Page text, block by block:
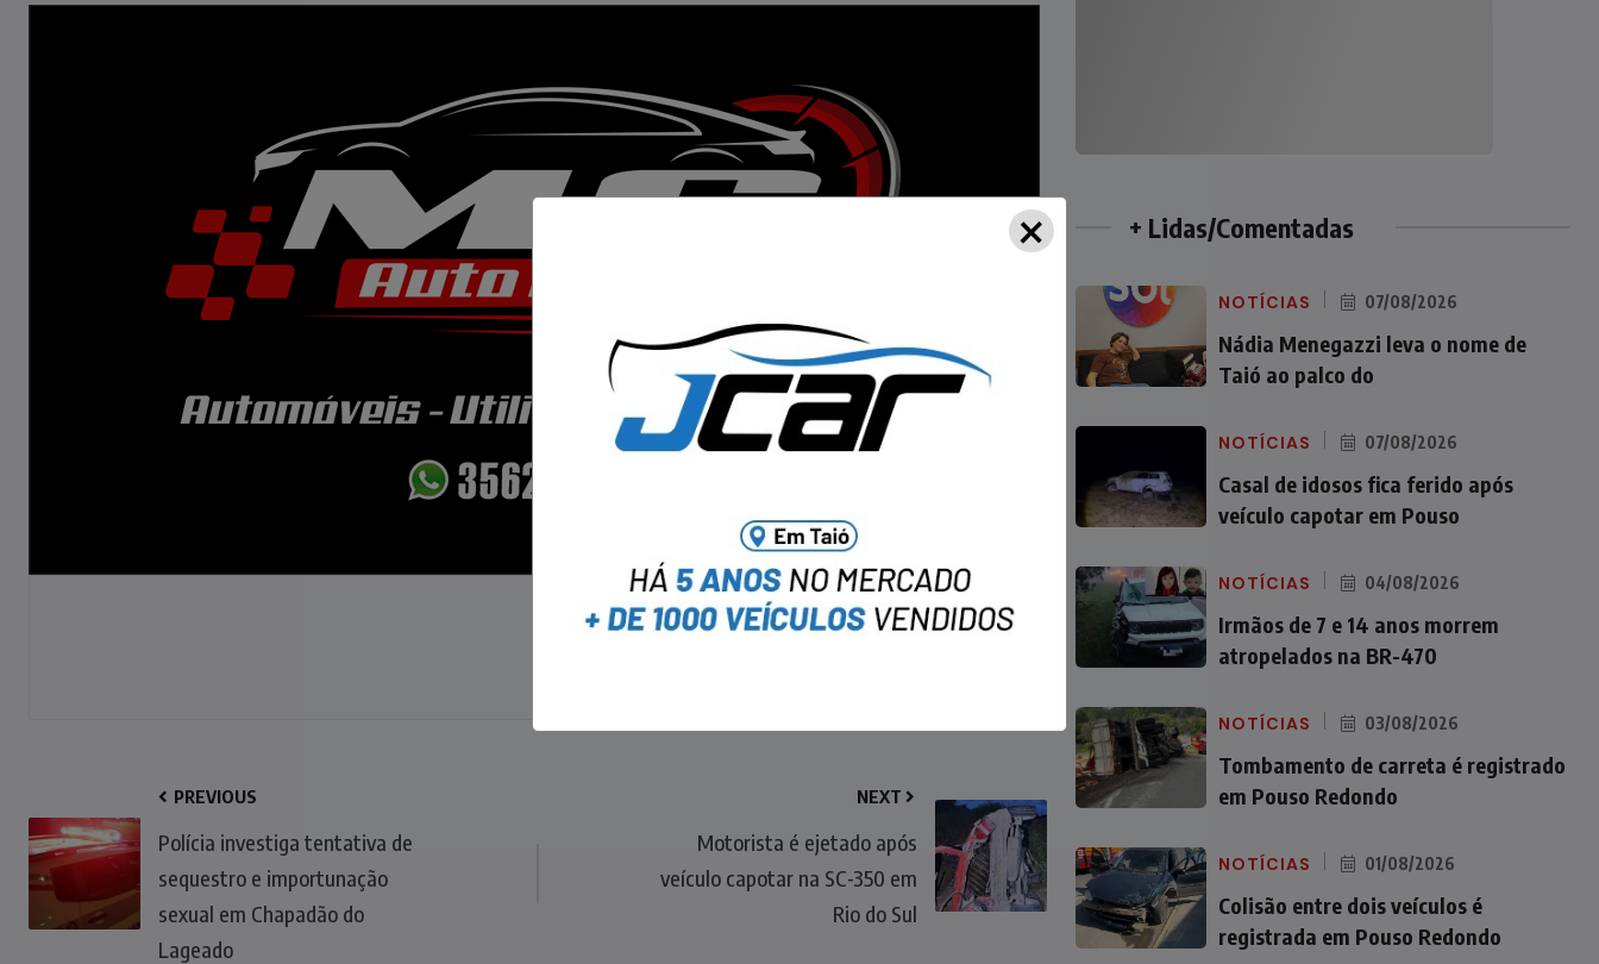
PREVIOUS
Polícia investiga tentativa de
sequestro e importunação
sexual em Chapadão do
Lageado
NEXT
Motorista é ejetado após
veículo capotar na SC-350 em
Rio do Sul
+ Lidas/Comentadas
NOTÍCIAS 07/08/2026
Nádia Menegazzi leva o nome de
Taió ao palco do
NOTÍCIAS 07/08/2026
Casal de idosos fica ferido após
veículo capotar em Pouso
NOTÍCIAS 04/08/2026
Irmãos de 7 e 14 anos morrem
atropelados na BR-470
NOTÍCIAS 03/08/2026
Tombamento de carreta é registrado
em Pouso Redondo
NOTÍCIAS 01/08/2026
Colisão entre dois veículos é
registrada em Pouso Redondo
×